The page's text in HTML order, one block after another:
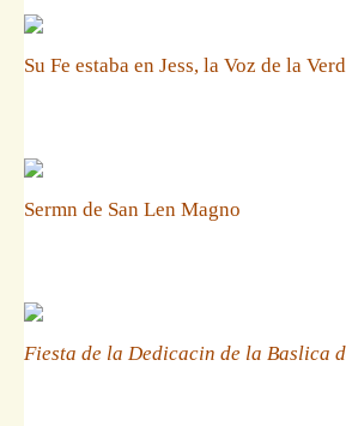
Su Fe estaba en Jess, la Voz de la
Sermn de San Len Magno
Fiesta de la Dedicacin de la Baslica